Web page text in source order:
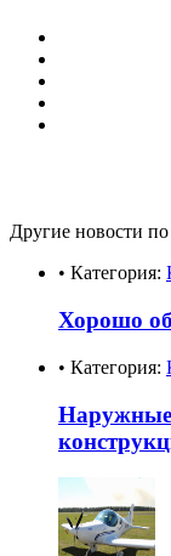
Другие новости по
• Категория:
Хорошо
• Категория:
Наружные